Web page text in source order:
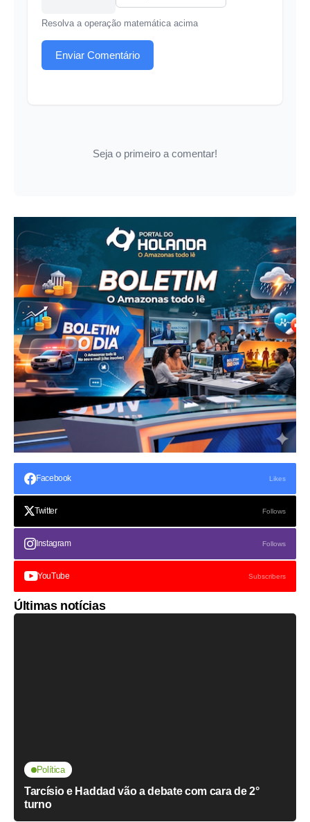
Resolva a operação matemática acima
Enviar Comentário
Seja o primeiro a comentar!
Facebook Likes
Twitter Follows
Instagram Follows
YouTube Subscribers
Últimas notícias
Política
Tarcísio e Haddad vão a debate com cara de 2°
turno